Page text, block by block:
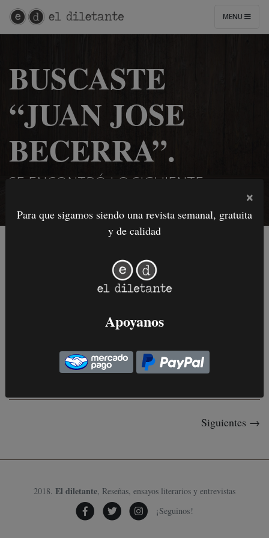
MENU
BUSCASTE
“JUAN JOSE
BECERRA”.
SE ENCONTRÓ LO SIGUIENTE:
Capturados por la felicidad
17 de Diciembre, 2019
Siguientes →
2018. El diletante, Reseñas, ensayos literarios y entrevistas
¡Seguinos!
×
Para que sigamos siendo una revista semanal, gratuita
y de calidad
Apoyanos